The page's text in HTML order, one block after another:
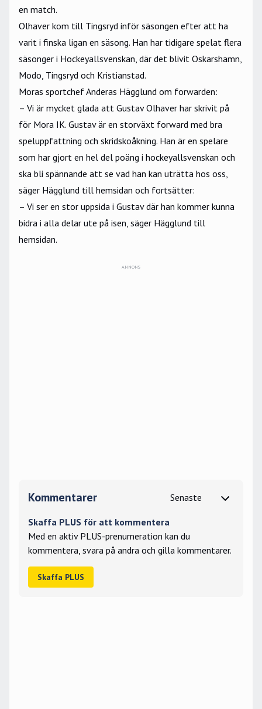
en match.
Olhaver kom till Tingsryd inför säsongen efter att ha
varit i finska ligan en säsong. Han har tidigare spelat flera
säsonger i Hockeyallsvenskan, där det blivit Oskarshamn,
Modo, Tingsryd och Kristianstad.
Moras sportchef Anderas Hägglund om forwarden:
– Vi är mycket glada att Gustav Olhaver har skrivit på
för Mora IK. Gustav är en storväxt forward med bra
speluppfattning och skridskoåkning. Han är en spelare
som har gjort en hel del poäng i hockeyallsvenskan och
ska bli spännande att se vad han kan uträtta hos oss,
säger Hägglund till hemsidan och fortsätter:
– Vi ser en stor uppsida i Gustav där han kommer kunna
bidra i alla delar ute på isen, säger Hägglund till
hemsidan.
Kommentarer
Skaffa PLUS för att kommentera
Med en aktiv PLUS-prenumeration kan du
kommentera, svara på andra och gilla kommentarer.
Skaffa PLUS